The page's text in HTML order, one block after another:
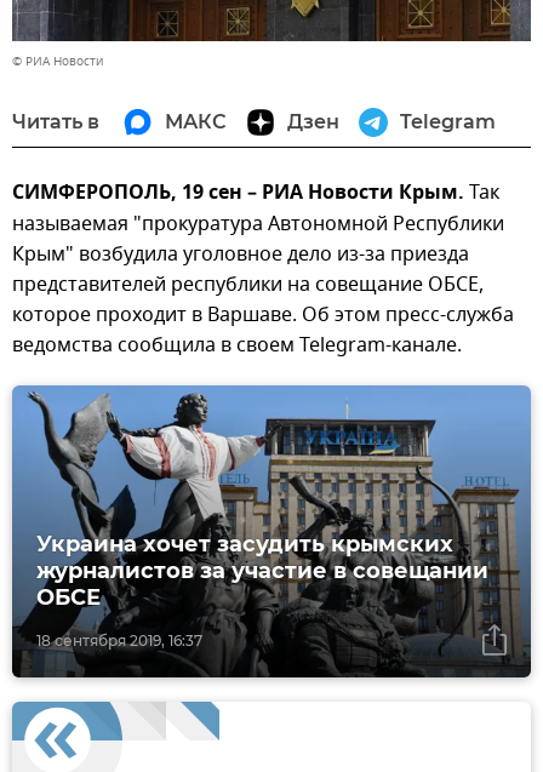
© РИА Новости
Читать в МАКС Дзен Telegram
СИМФЕРОПОЛЬ, 19 сен – РИА Новости Крым. Так
называемая "прокуратура Автономной Республики
Крым" возбудила уголовное дело из-за приезда
представителей республики на совещание ОБСЕ,
которое проходит в Варшаве. Об этом пресс-служба
ведомства сообщила в своем Telegram-канале.
18 сентября 2019, 16:37
Украина хочет засудить крымских
журналистов за участие в совещании
ОБСЕ